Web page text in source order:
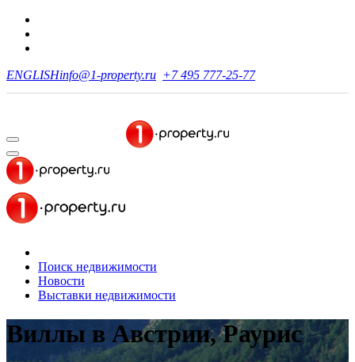
ENGLISHinfo@1-property.ru +7 495 777-25-77
Поиск недвижимости
Новости
Выставки недвижимости
Виллы в Австрии, Раурис